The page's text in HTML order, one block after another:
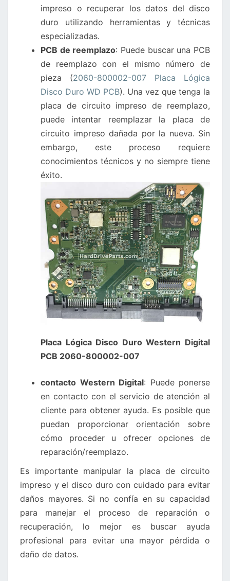
impreso o recuperar los datos del disco
duro utilizando herramientas y técnicas
especializadas.
PCB de reemplazo: Puede buscar una PCB
de reemplazo con el mismo número de
pieza (2060-800002-007 Placa Lógica
Disco Duro WD PCB). Una vez que tenga la
placa de circuito impreso de reemplazo,
puede intentar reemplazar la placa de
circuito impreso dañada por la nueva. Sin
embargo, este proceso requiere
conocimientos técnicos y no siempre tiene
éxito.
Placa Lógica Disco Duro Western Digital
PCB 2060-800002-007
contacto Western Digital: Puede ponerse
en contacto con el servicio de atención al
cliente para obtener ayuda. Es posible que
puedan proporcionar orientación sobre
cómo proceder u ofrecer opciones de
reparación/reemplazo.
Es importante manipular la placa de circuito
impreso y el disco duro con cuidado para evitar
daños mayores. Si no confía en su capacidad
para manejar el proceso de reparación o
recuperación, lo mejor es buscar ayuda
profesional para evitar una mayor pérdida o
daño de datos.